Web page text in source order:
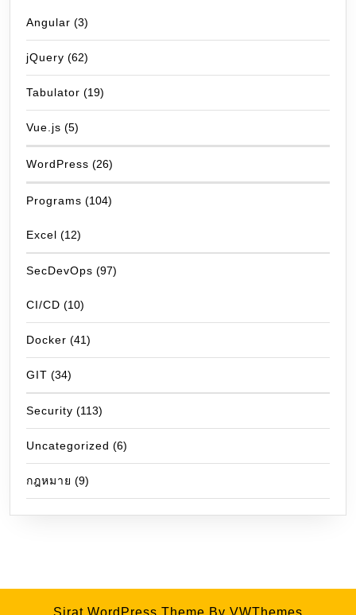
Angular (3)
jQuery (62)
Tabulator (19)
Vue.js (5)
WordPress (26)
Programs (104)
Excel (12)
SecDevOps (97)
CI/CD (10)
Docker (41)
GIT (34)
Security (113)
Uncategorized (6)
กฎหมาย (9)
Sirat WordPress Theme By VWThemes